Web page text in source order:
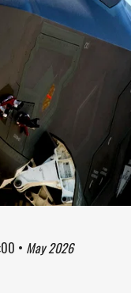
• May 2026